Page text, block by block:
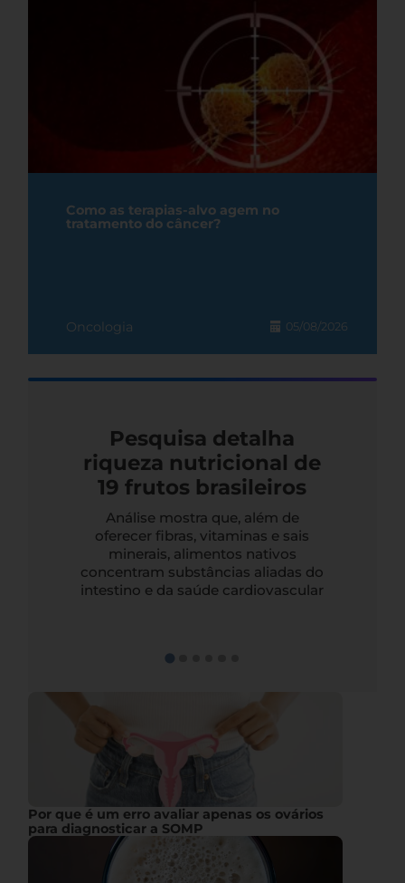
Como as terapias-alvo agem no
tratamento do câncer?
Oncologia 05/08/2026
Pesquisa detalha
riqueza nutricional de
19 frutos brasileiros
Análise mostra que, além de
oferecer fibras, vitaminas e sais
minerais, alimentos nativos
concentram substâncias aliadas do
intestino e da saúde cardiovascular
Por que é um erro avaliar apenas os ovários
para diagnosticar a SOMP